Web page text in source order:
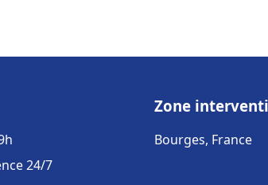
24/7
Zone
Bourges, France